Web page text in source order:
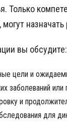
Только
вы обсудите:
цели и
заболеваний или
и
для